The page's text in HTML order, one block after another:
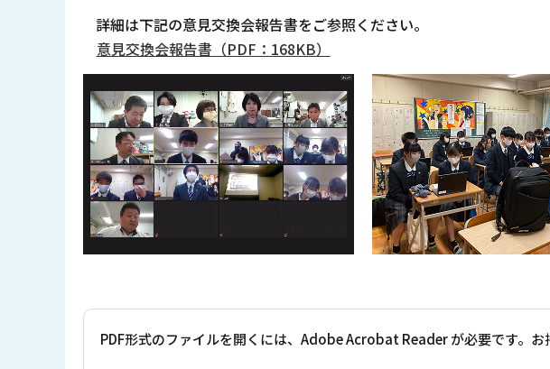
詳細は下記の意見交換会報告書をご参照ください。
意見交換会報告書（PDF：168KB）
PDF形式のファイルを開くには、Adobe Acrobat Reader が必要です。